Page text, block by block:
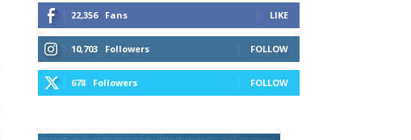
22,356 Fans LIKE
10,703 Followers FOLLOW
678 Followers FOLLOW